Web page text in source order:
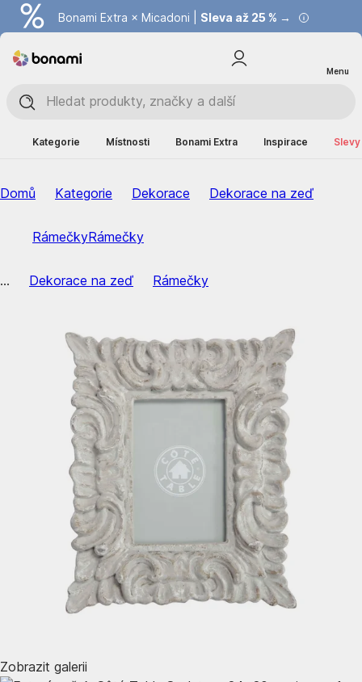
Bonami Extra × Micadoni | Sleva až 25 % →
Summer Sale | Ušetřete až 40 % →
Menu
Kategorie Místnosti Bonami Extra Inspirace
Domů Kategorie Dekorace Dekorace na zeď
RámečkyRámečky
... Dekorace na zeď Rámečky
Zobrazit galerii